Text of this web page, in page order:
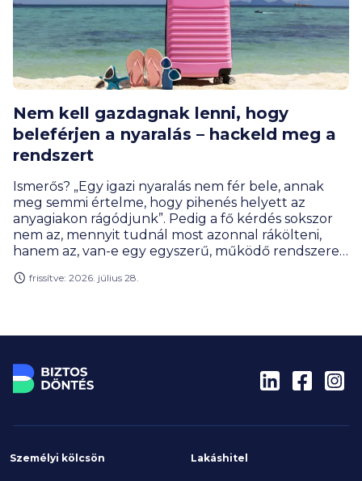
Nem kell gazdagnak lenni, hogy
beleférjen a nyaralás – hackeld meg a
rendszert
Ismerős? „Egy igazi nyaralás nem fér bele, annak
meg semmi értelme, hogy pihenés helyett az
anyagiakon rágódjunk”. Pedig a fő kérdés sokszor
nem az, mennyit tudnál most azonnal rákölteni,
hanem az, van-e egy egyszerű, működő rendszered
fizetnivalókat, pár okos nyaralás-hackkel faragsz a
lemondani az idei, vagy a következő évek
frissítve: 2026. július 28.
Személyi kölcsön Lakáshitel